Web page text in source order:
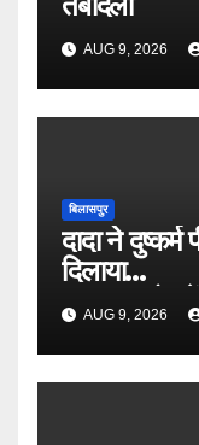
AUG 9, 2026
बिलासपुर
दादा ने दुष्कर्म
दिलाया
०० पुत्र मोह
घटना की
०० हाईकोर्ट
विश्वसनिय
AUG 9, 2026